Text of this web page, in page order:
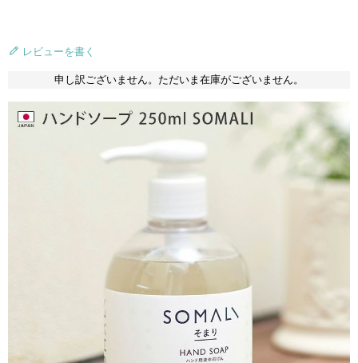
レビューを書く
申し訳ございません。ただいま在庫がございません。